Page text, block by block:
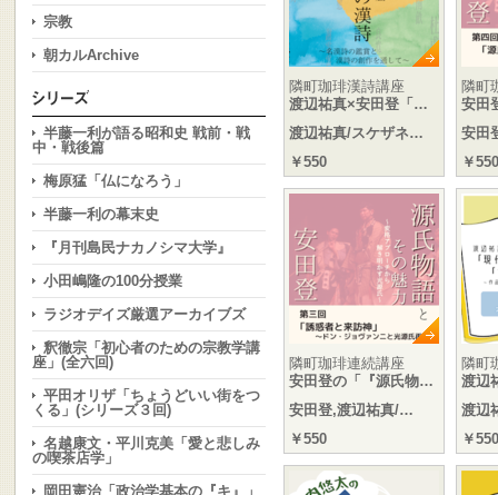
隣町珈琲漢詩講座
渡辺祐真×安田登「…
渡辺祐真/スケザネ…
￥550
隣町
安田
安田
￥550
隣町珈琲連続講座
安田登の「『源氏物…
安田登,渡辺祐真/…
￥550
隣町
渡辺
渡辺
￥550
宗教
朝カルArchive
半藤一利が語る昭和史 戦前・戦
中・戦後篇
梅原猛「仏になろう」
半藤一利の幕末史
『月刊島民ナカノシマ大学』
小田嶋隆の100分授業
ラジオデイズ厳選アーカイブズ
釈徹宗「初心者のための宗教学講
座」(全六回)
平田オリザ「ちょうどいい街をつ
くる」(シリーズ３回)
名越康文・平川克美「愛と悲しみ
の喫茶店学」
岡田憲治「政治学基本の『キ』」